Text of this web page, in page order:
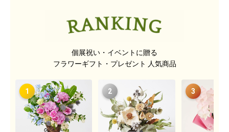
個展祝い・イベントに贈る
フラワーギフト・プレゼント 人気商品
1 2 3